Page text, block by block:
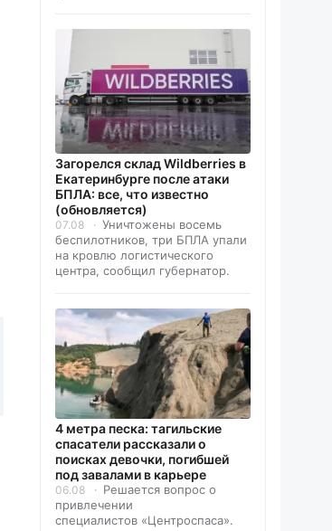
Загорелся склад Wildberries в
Екатеринбурге после атаки
БПЛА: все, что известно
(обновляется)
07.08
Уничтожены восемь
беспилотников, три БПЛА упали
на кровлю логистического
центра, сообщил губернатор.
4 метра песка: тагильские
спасатели рассказали о
поисках девочки, погибшей
под завалами в карьере
06.08
Решается вопрос о
привлечении
специалистов «Центроспаса».